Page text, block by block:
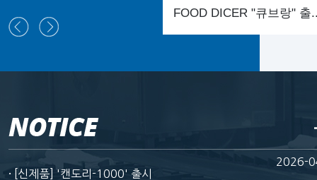
· [신제품] '캔도리-1000' 출시
2026-
FOOD DICER "큐브랑" 출